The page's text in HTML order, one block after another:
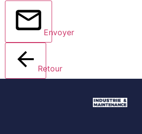
Envoyer
Retour